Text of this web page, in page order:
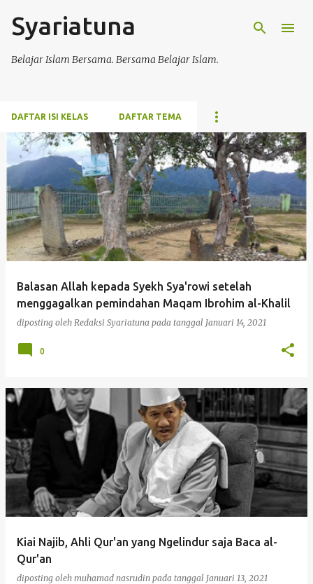
Syariatuna
Belajar Islam Bersama. Bersama Belajar Islam.
DAFTAR ISI KELAS DAFTAR TEMA
o
s
t
n
Balasan Allah kepada Syekh Sya'rowi setelah
menggagalkan pemindahan Maqam Ibrohim al-Khalil
diposting oleh Redaksi Syariatuna pada tanggal Januari 14, 2021
0
Kiai Najib, Ahli Qur'an yang Ngelindur saja Baca al-
Qur'an
diposting oleh muhamad nasrudin pada tanggal Januari 13, 2021